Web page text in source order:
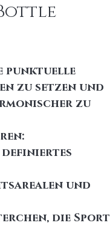
punktuelle
zu setzen und
zu
definiertes
und
die Sport